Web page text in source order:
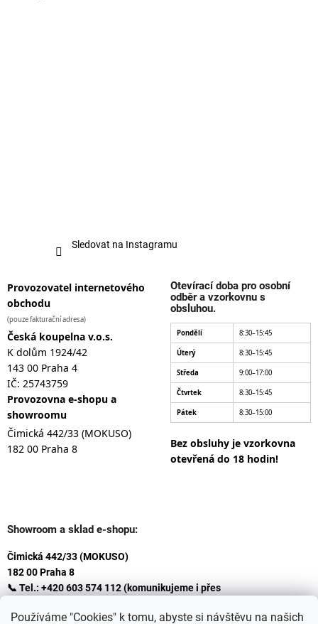
Používáme "Cookies" k tomu, abyste si návštěvu na našich
Sledovat na Instagramu
Provozovatel internetového
obchodu
(pouze fakturační adresa)
Česká koupelna v.o.s.
K dolům 1924/42
143 00 Praha 4
IČ: 25743759
Provozovna e-shopu a
showroomu
Čimická 442/33 (MOKUSO)
182 00 Praha 8
Otevírací doba pro osobní
odběr a vzorkovnu s
obsluhou.
Pondělí 8:30–15:45
Úterý 8:30–15:45
Středa 9:00–17:00
Čtvrtek 8:30–15:45
Pátek 8:30–15:00
Bez obsluhy je vzorkovna
otevřená do 18 hodin!
Showroom a sklad e-shopu:
Čimická 442/33 (MOKUSO)
182 00 Praha 8
📞 Tel.: +420 603 574 112 (komunikujeme i přes